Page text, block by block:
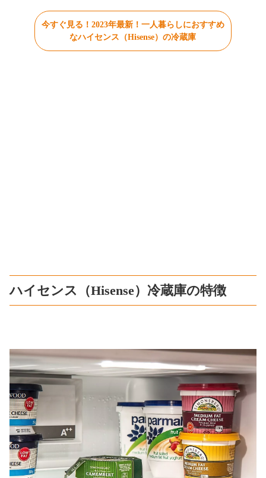
今すぐ見る！2023年最新！一人暮らしにおすすめ
なハイセンス（Hisense）の冷蔵庫
ハイセンス（Hisense）冷蔵庫の特徴